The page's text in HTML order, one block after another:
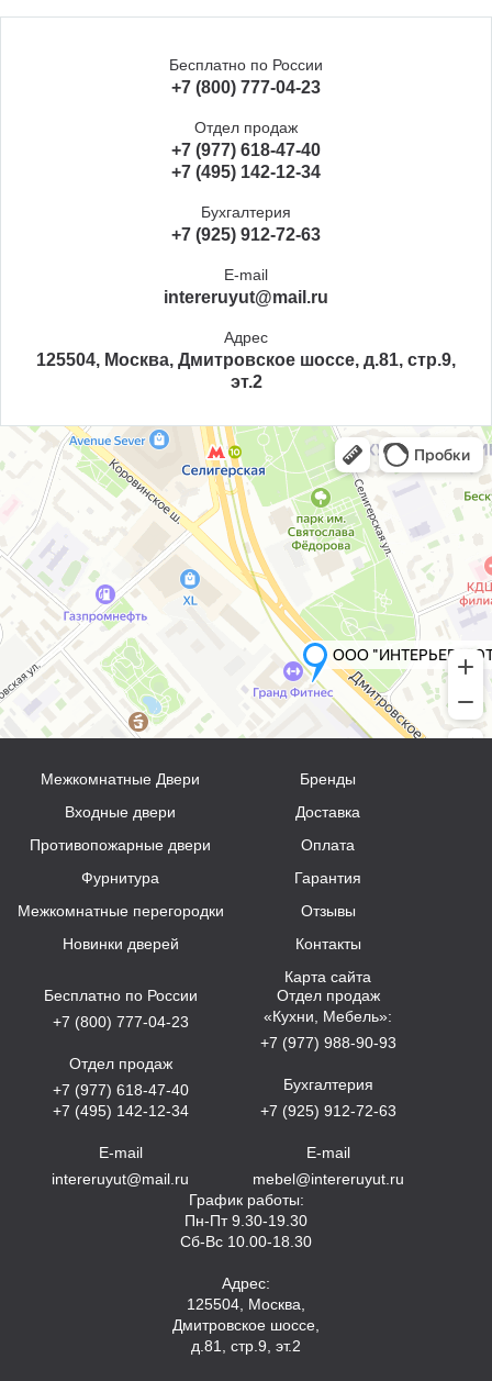
Бесплатно по России
+7 (800) 777-04-23
Отдел продаж
+7 (977) 618-47-40
+7 (495) 142-12-34
Бухгалтерия
+7 (925) 912-72-63
E-mail
intereruyut@mail.ru
Адрес
125504, Москва, Дмитровское шоссе, д.81, стр.9,
эт.2
Межкомнатные Двери
Входные двери
Противопожарные двери
Фурнитура
Межкомнатные перегородки
Новинки дверей
Бренды
Доставка
Оплата
Гарантия
Отзывы
Контакты
Карта сайта
Бесплатно по России
+7 (800) 777-04-23
Отдел продаж
+7 (977) 618-47-40
+7 (495) 142-12-34
E-mail
intereruyut@mail.ru
Отдел продаж
«Кухни, Мебель»:
+7 (977) 988-90-93
Бухгалтерия
+7 (925) 912-72-63
E-mail
mebel@intereruyut.ru
График работы:
Пн-Пт 9.30-19.30
Сб-Вс 10.00-18.30
Адрес:
125504, Москва,
Дмитровское шоссе,
д.81, стр.9, эт.2